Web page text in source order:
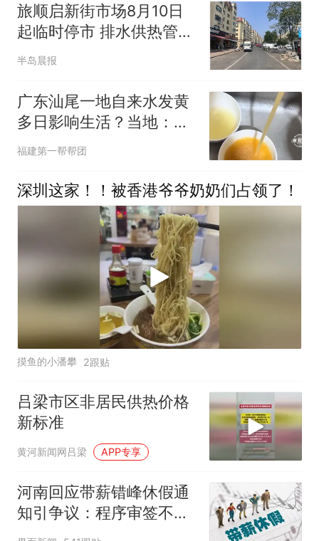
旅顺启新街市场8月10日
起临时停市 排水供热管网
改造工期约两个月
半岛晨报
广东汕尾一地自来水发黄
多日影响生活？当地：还
在排查原因
福建第一帮帮团
深圳这家！！被香港爷爷奶奶们占领了！
摸鱼的小潘攀 2跟贴
吕梁市区非居民供热价格
新标准
黄河新闻网吕梁 APP专享
河南回应带薪错峰休假通
知引争议：程序审签不规
范，待修改后予以印发